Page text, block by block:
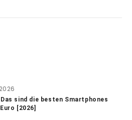
sind die besten Smartphones
[2026]